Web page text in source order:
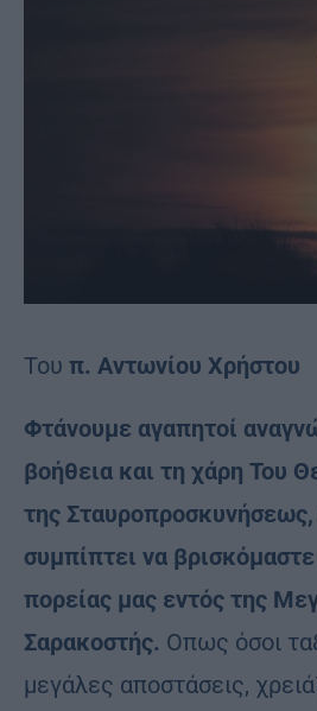
Του π. Αντωνίου Χρήστου
Φτάνουμε αγαπητοί
βοήθεια και τη χάρη Του
της
συμπίπτει να
πορείας μας εντός της
Σαρακοστής. Oπως όσοι
μεγάλες αποστάσεις,